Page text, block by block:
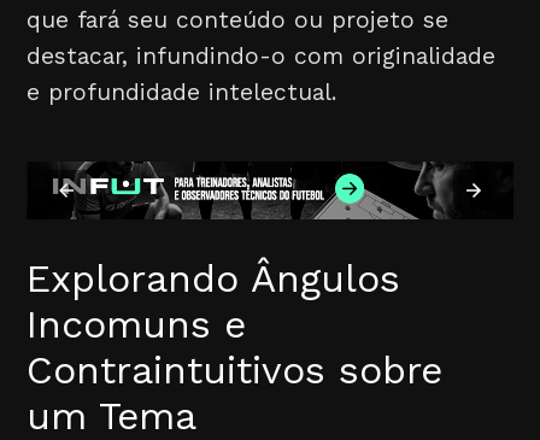
que fará seu conteúdo ou projeto se
destacar, infundindo-o com originalidade
e profundidade intelectual.
Explorando Ângulos
Incomuns e
Contraintuitivos sobre
um Tema